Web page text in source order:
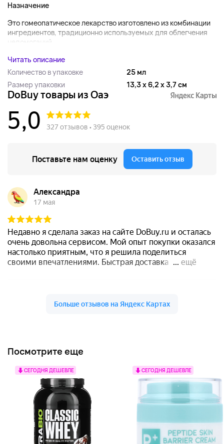
Назначение
Это гомеопатическое лекарство изготовлено из комбинации
ингредиентов, традиционно используемых для облегчения
недомоганий,...
Читать описание
Количество в упаковке
25 мл
Размер упаковки
13,3 x 6,2 x 3,7 см
Посмотрите еще
СЕГОДНЯ ДЕШЕВЛЕ СЕГОДНЯ ДЕШЕВЛЕ